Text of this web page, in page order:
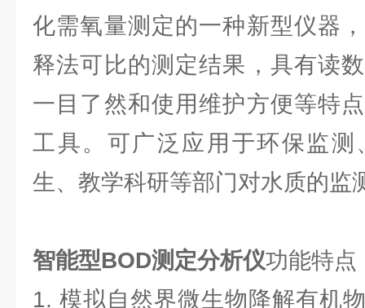
化需氧量测定的一种新型仪器
释法可比的测定结果，具有读
一目了然和使用维护方便等特
工具。可广泛应用于环保监测
生、教学科研等部门对水质的监
智能型BOD测定分析仪功能特点
1. 模拟自然界微生物降解有机